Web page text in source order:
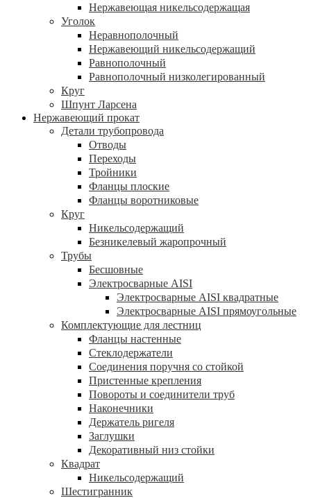
Нержавеющая никельсодержащая
Уголок
Неравнополочный
Нержавеющий никельсодержащий
Равнополочный
Равнополочный низколегированный
Круг
Шпунт Ларсена
Нержавеющий прокат
Детали трубопровода
Отводы
Переходы
Тройники
Фланцы плоские
Фланцы воротниковые
Круг
Никельсодержащий
Безникелевый жаропрочный
Трубы
Бесшовные
Электросварные AISI
Электросварные AISI квадратные
Электросварные AISI прямоугольные
Комплектующие для лестниц
Фланцы настенные
Стеклодержатели
Соединения поручня со стойкой
Пристенные крепления
Повороты и соединители труб
Наконечники
Держатель ригеля
Заглушки
Декоративный низ стойки
Квадрат
Никельсодержащий
Шестигранник